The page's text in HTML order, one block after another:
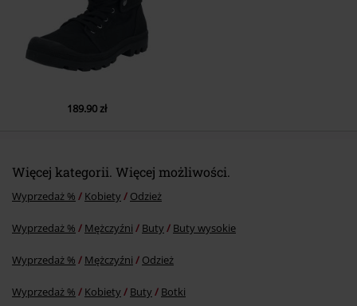
189.90 zł
Więcej kategorii. Więcej możliwości.
Wyprzedaż % Kobiety Odzież
Wyprzedaż % Mężczyźni Buty Buty wysokie
Wyprzedaż % Mężczyźni Odzież
Wyprzedaż % Kobiety Buty Botki